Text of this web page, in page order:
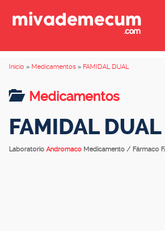
Inicio » Medicamentos » FAMIDAL DUAL
Medicamentos
FAMIDAL DUAL
Laboratorio Andromaco Medicamento / Fármaco